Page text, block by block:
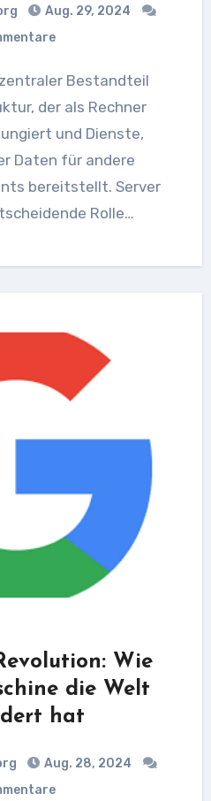
Aug. 29, 2024
der als Rechner
und Dienste,
Daten für andere
bereitstellt. Server
Rolle…
Wie
die Welt
hat
Aug. 28, 2024